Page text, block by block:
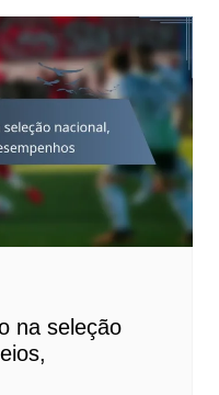
na seleção